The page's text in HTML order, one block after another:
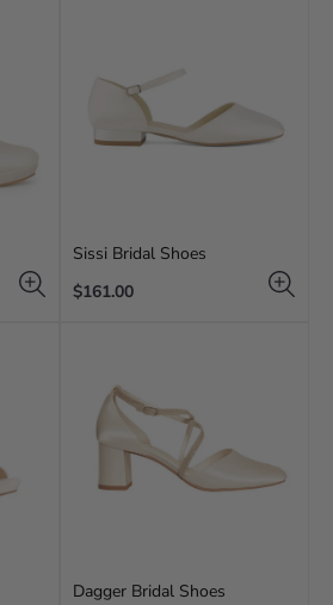
Sissi Bridal Shoes
Regular
$161.00
Dagger Bridal Shoes